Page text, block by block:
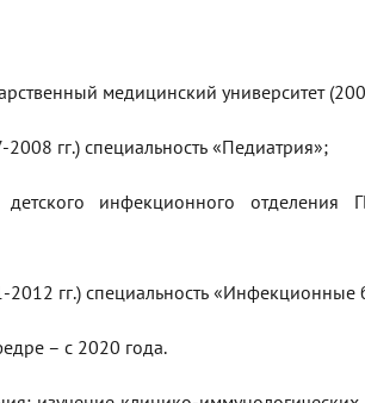
медицинский университет
2008 гг.) специальность «Педиатрия»;
инфекционного отделения
2012 гг.) специальность «Инфекционные
– с 2020 года.